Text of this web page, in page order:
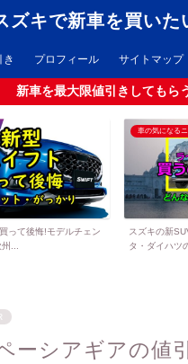
ズキで新車を買いた
き プロフィール サイトマップ
新車を最大限値引きしてもら
って後悔!モデルチェン
州...
車の気になる
スズキの新
タ・ダイハツ
ーシアギアの値